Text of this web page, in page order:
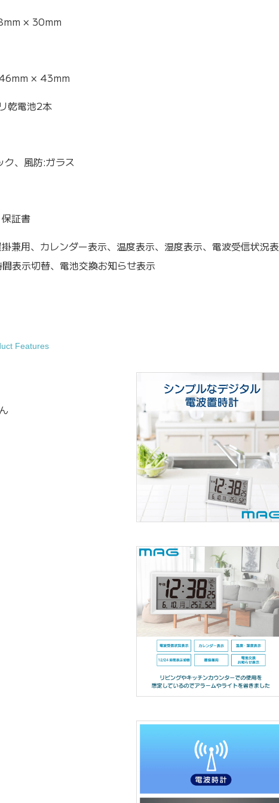
× 30mm
× 43mm
乾電池2本
ク、風防:ガラス
証書
兼用、カレンダー表示、温度表示、湿度表示、電波受信状況表
表示切替、電池交換お知らせ表示
Features